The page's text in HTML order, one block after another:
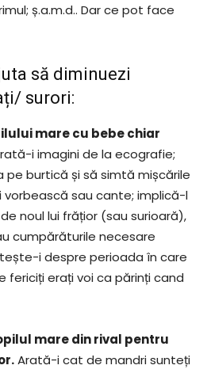
ș.a.m.d.. Dar ce pot face
să diminuezi
surori:
mare cu bebe chiar
i imagini de la ecografie;
burtică și să simtă mișcările
sau cante; implică-l
noul lui frățior (sau surioară),
cumpărăturile necesare
i despre perioada în care
fericiți erați voi ca părinți cand
mare din rival pentru
Arată-i cat de mandri sunteți